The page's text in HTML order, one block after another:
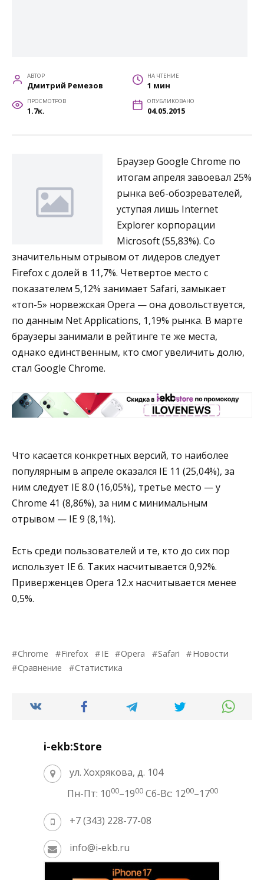
АВТОР
Дмитрий Ремезов
НА ЧТЕНИЕ
1 мин
ПРОСМОТРОВ
1.7к.
ОПУБЛИКОВАНО
04.05.2015
Браузер Google Chrome по
итогам апреля завоевал 25%
рынка веб-обозревателей,
уступая лишь Internet
Explorer корпорации
Microsoft (55,83%). Со
значительным отрывом от лидеров следует
Firefox с долей в 11,7%. Четвертое место с
показателем 5,12% занимает Safari, замыкает
«топ-5» норвежская Opera — она довольствуется,
по данным Net Applications, 1,19% рынка. В марте
браузеры занимали в рейтинге те же места,
однако единственным, кто смог увеличить долю,
стал Google Chrome.
Что касается конкретных версий, то наиболее
популярным в апреле оказался IE 11 (25,04%), за
ним следует IE 8.0 (16,05%), третье место — у
Chrome 41 (8,86%), за ним с минимальным
отрывом — IE 9 (8,1%).
Есть среди пользователей и те, кто до сих пор
использует IE 6. Таких насчитывается 0,92%.
Приверженцев Opera 12.x насчитывается менее
0,5%.
Chrome Firefox IE Opera Safari
Новости
Сравнение
Статистика
i-ekb:Store
ул. Хохрякова, д. 104
Пн-Пт: 1000–1900 Сб-Вс: 1200–1700
+7 (343) 228-77-08
info@i-ekb.ru